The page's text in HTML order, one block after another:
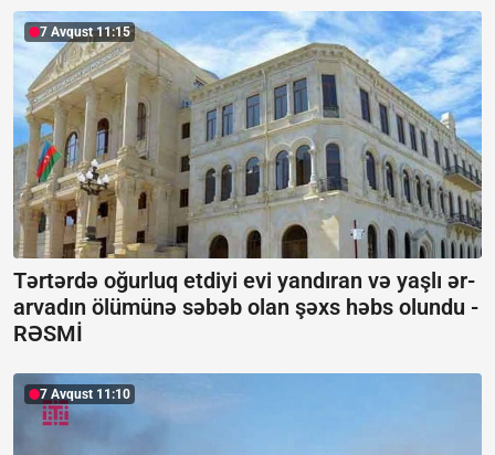
7 Avqust 11:15
Tərtərdə oğurluq etdiyi evi yandıran və yaşlı ər-
arvadın ölümünə səbəb olan şəxs həbs olundu -
RƏSMİ
7 Avqust 11:10